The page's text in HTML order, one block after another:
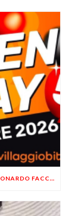
VILLAGGIO BITCOIN, “OPEN DAY 5”: LEONARDO FACCO OSPITE A BRESCIA